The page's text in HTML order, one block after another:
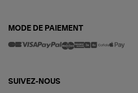
MODE DE PAIEMENT
SUIVEZ-NOUS